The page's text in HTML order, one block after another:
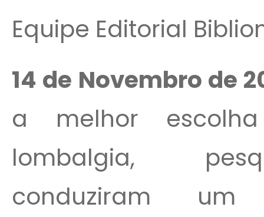
Equipe Editorial
14 de Novembro de
a melhor
lombalgia,
conduziram um